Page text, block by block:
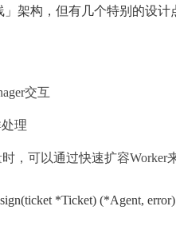
架构，但有几个特别的设计
交互
理
，可以通过快速扩容Worker
*Ticket) (*Agent,